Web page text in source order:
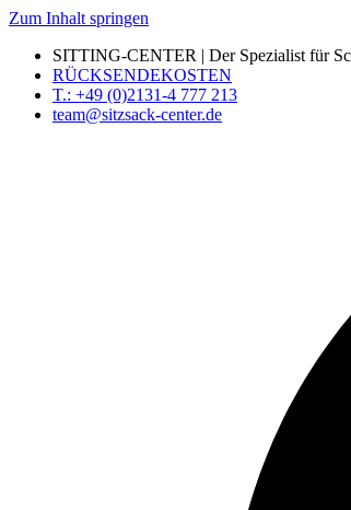
Zum Inhalt springen
SITTING-CENTER | Der Spezialist für
RÜCKSENDEKOSTEN
T.: +49 (0)2131-4 777 213
team@sitzsack-center.de